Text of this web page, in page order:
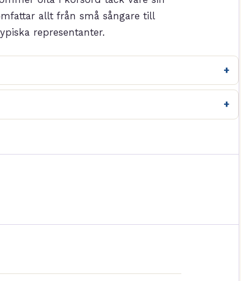
allt från små sångare till
representanter.